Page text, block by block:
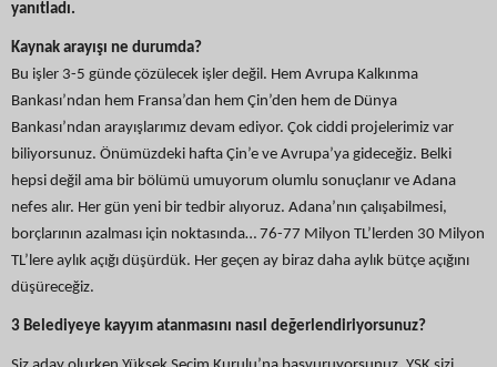
yanıtladı.
Kaynak arayışı ne durumda?
Bu işler 3-5 günde çözülecek işler değil. Hem Avrupa Kalkınma
Bankası’ndan hem Fransa’dan hem Çin’den hem de Dünya
Bankası’ndan arayışlarımız devam ediyor. Çok ciddi projelerimiz var
biliyorsunuz. Önümüzdeki hafta Çin’e ve Avrupa’ya gideceğiz. Belki
hepsi değil ama bir bölümü umuyorum olumlu sonuçlanır ve Adana
nefes alır. Her gün yeni bir tedbir alıyoruz. Adana’nın çalışabilmesi,
borçlarının azalması için noktasında… 76-77 Milyon TL’lerden 30 Milyon
TL’lere aylık açığı düşürdük. Her geçen ay biraz daha aylık bütçe açığını
düşüreceğiz.
3 Belediyeye kayyım atanmasını nasıl değerlendiriyorsunuz?